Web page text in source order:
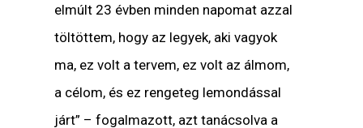
elmúlt 23 évben minden napomat azzal
töltöttem, hogy az legyek, aki vagyok
ma, ez volt a tervem, ez volt az álmom,
a célom, és ez rengeteg lemondással
járt” – fogalmazott, azt tanácsolva a